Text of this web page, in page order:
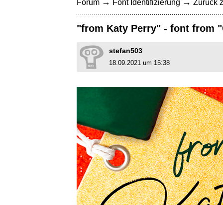
Forum → Font Identifizierung → Zurück
"from Katy Perry" - font from
stefan503
18.09.2021 um 15:38